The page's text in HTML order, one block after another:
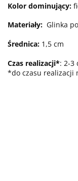
Kolor dominujący:
Materiały: Glinka
Średnica: 1,5 cm
Czas realizacji*: 2-3
*do czasu realizacji